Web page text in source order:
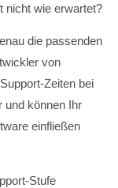
nicht wie erwartet?
die passenden
von
Zeiten bei
und können Ihr
einfließen
Stufe